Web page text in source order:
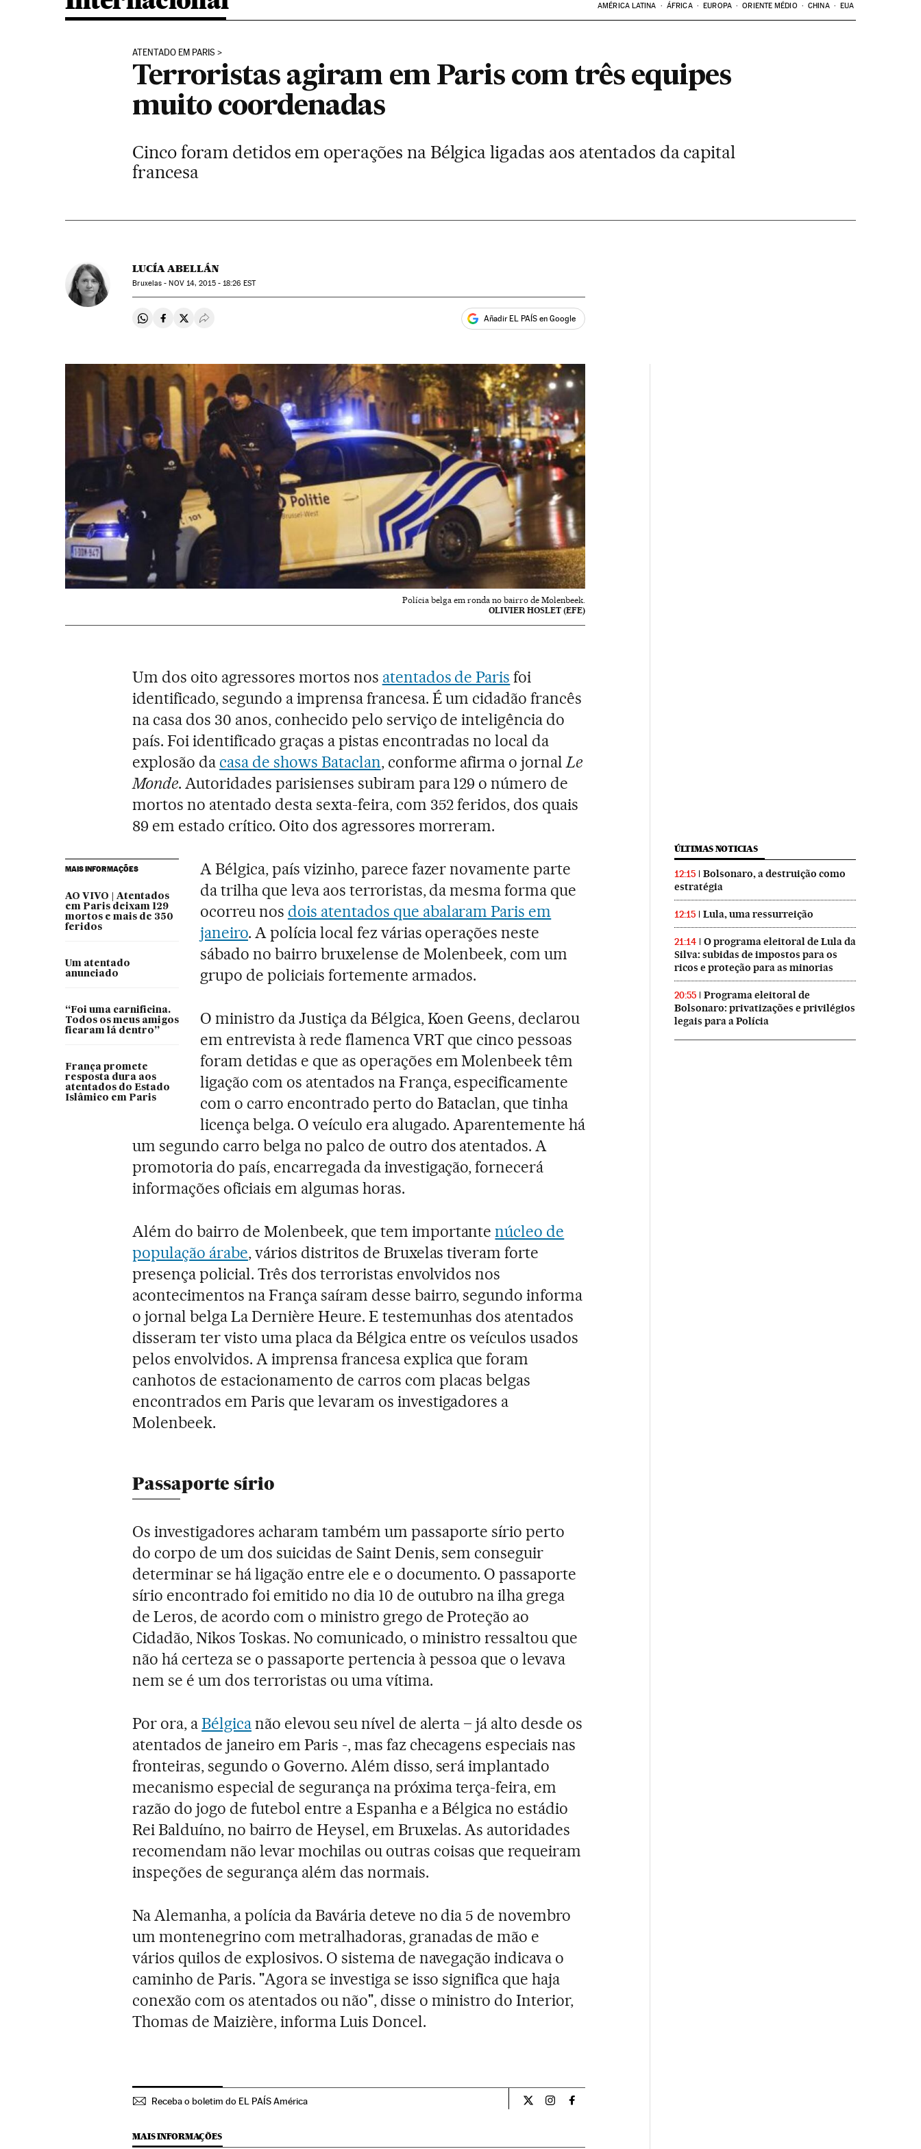
AMÉRICA LATINA ÁFRICA EUROPA ORIENTE MÉDIO CHINA EUA
ATENTADO EM PARIS
Terroristas agiram em Paris com três equipes
muito coordenadas
Cinco foram detidos em operações na Bélgica ligadas aos atentados da capital
francesa
LUCÍA ABELLÁN
Bruxelas -NOV14, 2015 - 18:26 EST
Compartir en Whatsapp
Compartir en Facebook
Compartir en Twitter
Desplegar Redes Sociales Añadir EL PAÍS en Google
Polícia belga em ronda no bairro de Molenbeek.
OLIVIER HOSLET (EFE)
Um dos oito agressores mortos nos atentados de Paris foi
identificado, segundo a imprensa francesa. É um cidadão francês
na casa dos 30 anos, conhecido pelo serviço de inteligência do
país. Foi identificado graças a pistas encontradas no local da
explosão da casa de shows Bataclan, conforme afirma o jornalLe
Monde. Autoridades parisienses subiram para 129 o número de
mortos no atentado desta sexta-feira, com 352 feridos, dos quais
89 em estado crítico. Oito dos agressores morreram.
MAIS INFORMAÇÕES
AO VIVO | Atentados
em Paris deixam 129
mortos e mais de 350
feridos
Um atentado
anunciado
“Foi uma carnificina.
Todos os meus amigos
ficaram lá dentro”
França promete
resposta dura aos
atentados do Estado
Islâmico em Paris
A Bélgica, país vizinho, parece fazer novamente parte
da trilha que leva aos terroristas, da mesma forma que
ocorreu nos dois atentados que abalaram Paris em
janeiro. A polícia local fez várias operações neste
sábado no bairro bruxelense de Molenbeek, com um
grupo de policiais fortemente armados.
O ministro da Justiça da Bélgica, Koen Geens, declarou
em entrevista à rede flamenca VRT que cinco pessoas
foram detidas e que as operações em Molenbeek têm
ligação com os atentados na França, especificamente
com o carro encontrado perto do Bataclan, que tinha
licença belga. O veículo era alugado. Aparentemente há
um segundo carro belga no palco de outro dos atentados. A
promotoria do país, encarregada da investigação, fornecerá
informações oficiais em algumas horas.
Além do bairro de Molenbeek, que tem importantenúcleo de
população árabe, vários distritos de Bruxelas tiveram forte
presença policial. Três dos terroristas envolvidos nos
acontecimentos na França saíram desse bairro, segundo informa
o jornal belga La Dernière Heure. E testemunhas dos atentados
disseram ter visto uma placa da Bélgica entre os veículos usados
pelos envolvidos. A imprensa francesa explica que foram
canhotos de estacionamento de carros com placas belgas
encontrados em Paris que levaram os investigadores a
Molenbeek.
Passaporte sírio
Os investigadores acharam também um passaporte sírio perto
do corpo de um dos suicidas de Saint Denis, sem conseguir
determinar se há ligação entre ele e o documento. O passaporte
sírio encontrado foi emitido no dia 10 de outubro na ilha grega
de Leros, de acordo com o ministro grego de Proteção ao
Cidadão, Nikos Toskas. No comunicado, o ministro ressaltou que
não há certeza se o passaporte pertencia à pessoa que o levava
nem se é um dos terroristas ou uma vítima.
Por ora, aBélgicanão elevou seu nível de alerta – já alto desde os
atentados de janeiro em Paris -, mas faz checagens especiais nas
fronteiras, segundo o Governo. Além disso, será implantado
mecanismo especial de segurança na próxima terça-feira, em
razão do jogo de futebol entre a Espanha e a Bélgica no estádio
Rei Balduíno, no bairro de Heysel, em Bruxelas. As autoridades
recomendam não levar mochilas ou outras coisas que requeiram
inspeções de segurança além das normais.
Na Alemanha, a polícia da Bavária deteve no dia 5 de novembro
um montenegrino com metralhadoras, granadas de mão e
vários quilos de explosivos. O sistema de navegação indicava o
caminho de Paris. "Agora se investiga se isso significa que haja
conexão com os atentados ou não", disse o ministro do Interior,
Thomas de Maizière, informa Luis Doncel.
Receba o boletim do EL PAÍS América Internacional El País Brasil en Twitter
Internacional El País Brasil en Instagram
Internacional El País Brasil en Facebook
MAIS INFORMAÇÕES
ÚLTIMAS NOTICIAS
12:15
Bolsonaro, a destruição como
estratégia
12:15 Lula, uma ressurreição
21:14
O programa eleitoral de Lula da
Silva: subidas de impostos para os
ricos e proteção para as minorias
20:55
Programa eleitoral de
Bolsonaro: privatizações e privilégios
legais para a Polícia